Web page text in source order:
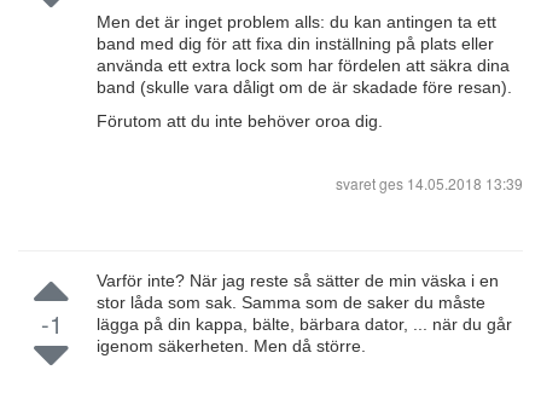
Men det är inget problem alls: du kan antingen ta ett
band med dig för att fixa din inställning på plats eller
använda ett extra lock som har fördelen att säkra dina
band (skulle vara dåligt om de är skadade före resan).
Förutom att du inte behöver oroa dig.
svaret ges 14.05.2018 13:39
-1
Varför inte? När jag reste så sätter de min väska i en
stor låda som sak. Samma som de saker du måste
lägga på din kappa, bälte, bärbara dator, ... när du går
igenom säkerheten. Men då större.